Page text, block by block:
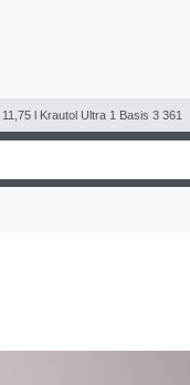
11,75 l Krautol Ultra 1 Basis 3 361